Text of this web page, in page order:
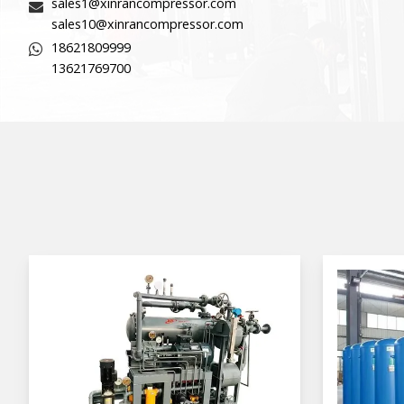
sales10@xinrancompressor.com
18621809999
13621769700